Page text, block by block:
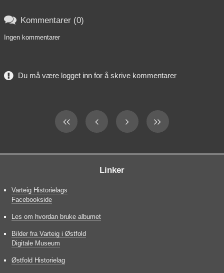
 Kommentarer (0)
Ingen kommentarer
Du må være logget inn for å skrive kommentarer
Linker
Varteig Historielags
Facebookside
Les om hvordan bruke albumet
Bilder fra Varteig i Østfold
Digitale Museum
Østfold Historielag